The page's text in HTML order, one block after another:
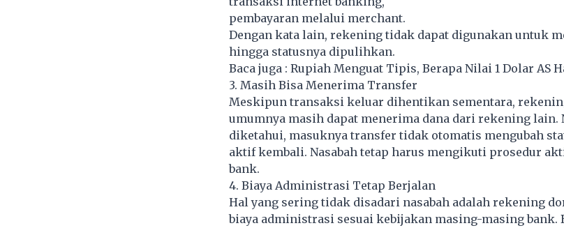
pembayaran melalui merchant.
Dengan kata lain, rekening tidak dapat digunakan untuk
hingga statusnya dipulihkan.
Baca juga : Rupiah Menguat Tipis, Berapa Nilai 1 Dolar AS
3. Masih Bisa Menerima Transfer
Meskipun transaksi keluar dihentikan sementara,
umumnya masih dapat menerima dana dari rekening lain.
diketahui, masuknya transfer tidak otomatis mengubah
aktif kembali. Nasabah tetap harus mengikuti prosedur
bank.
4. Biaya Administrasi Tetap Berjalan
Hal yang sering tidak disadari nasabah adalah rekening
biaya administrasi sesuai kebijakan masing-masing bank.